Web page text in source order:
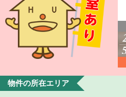
物件の所在エリア